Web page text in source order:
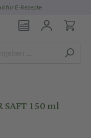
für E-Rezepte
150 ml